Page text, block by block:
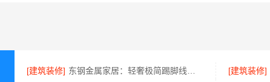
[建筑装修] [建筑装修]